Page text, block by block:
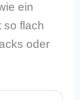
ein
so flach
oder